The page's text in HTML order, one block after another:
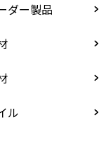
ダー製品
ル